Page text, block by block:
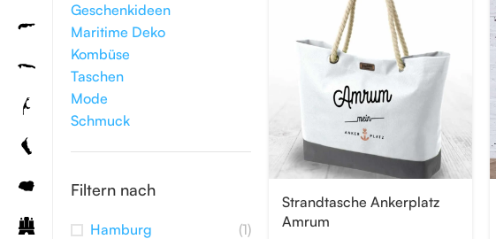
Geschenkideen
Maritime Deko
Kombüse
Taschen
Mode
Schmuck
Filtern nach
Hamburg
(1)
Strandtasche Ankerplatz
Amrum